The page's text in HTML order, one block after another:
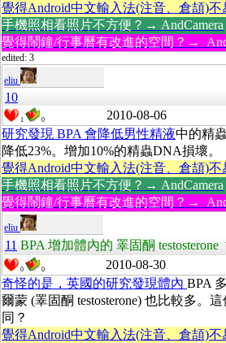
覺得Android中文輸入法(注音、倉頡)
手機照相看照片不方便？→ AndCamera
覺得鬧鐘/行事曆有改進的空間？→
edited: 3
eliu
10
1 0 2010-08-06
研究發現 BPA 會降低男性精液中的精
降低23%。增加10%的精蟲DNA損壞。
覺得Android中文輸入法(注音、倉頡)
手機照相看照片不方便？→ AndCamera
覺得鬧鐘/行事曆有改進的空間？→
eliu
11 BPA 增加體內的 睪固酮 testosterone
0 0 2010-08-30
奇怪的是，英國的研究發現體內 BPA
爾蒙 (睪固酮 testosterone) 也比較多。
同？
覺得Android中文輸入法(注音、倉頡)